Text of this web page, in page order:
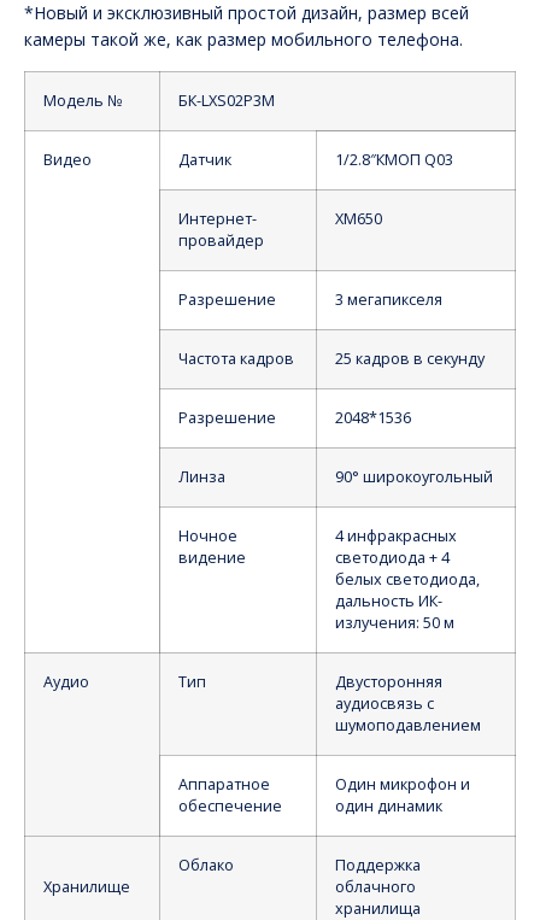
*Новый и эксклюзивный простой дизайн, размер всей
камеры такой же, как размер мобильного телефона.
Модель № БК-LXS02P3M
Видео Датчик 1/2.8″КМОП Q03
Интернет-
провайдер
XM650
Разрешение 3 мегапикселя
Частота кадров 25 кадров в секунду
Разрешение 2048*1536
Линза 90° широкоугольный
Ночное
видение
4 инфракрасных
светодиода + 4
белых светодиода,
дальность ИК-
излучения: 50 м
Аудио Тип
Двусторонняя
аудиосвязь с
шумоподавлением
Аппаратное
обеспечение
Один микрофон и
один динамик
Хранилище
Облако
Поддержка
облачного
хранилища